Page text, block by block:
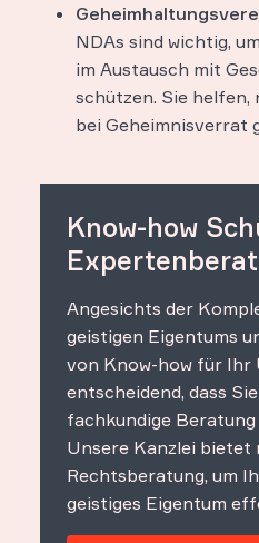
NDAs sind wichtig,
im Austausch mit
schützen. Sie
bei Geheimnisverrat
Know-how
Angesichts der
geistigen Eigentums
von Know-how für Ihr
entscheidend, dass
fachkundige
Unsere Kanzlei bietet
Rechtsberatung, um
geistiges Eigentum